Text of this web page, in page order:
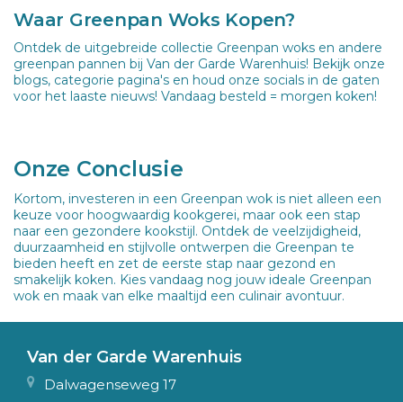
Waar Greenpan Woks Kopen?
Ontdek de uitgebreide collectie Greenpan woks en andere
greenpan pannen bij Van der Garde Warenhuis! Bekijk onze
blogs, categorie pagina's en houd onze socials in de gaten
voor het laaste nieuws! Vandaag besteld = morgen koken!
Onze Conclusie
Kortom, investeren in een Greenpan wok is niet alleen een
keuze voor hoogwaardig kookgerei, maar ook een stap
naar een gezondere kookstijl. Ontdek de veelzijdigheid,
duurzaamheid en stijlvolle ontwerpen die Greenpan te
bieden heeft en zet de eerste stap naar gezond en
smakelijk koken. Kies vandaag nog jouw ideale Greenpan
wok en maak van elke maaltijd een culinair avontuur.
Van der Garde Warenhuis
Dalwagenseweg 17